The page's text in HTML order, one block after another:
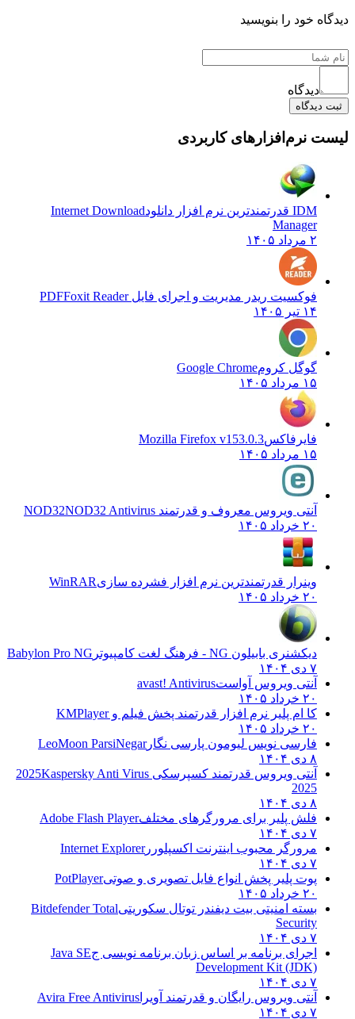
خود را بنویسید
دیدگاه
ثبت دیدگاه
نرم‌افزارهای کاربردی
IDM قدرتمندترین نرم افزار دانلود
Internet Download
Manager
فوکسیت ریدر مدیریت و اجرای فایل PDF Foxit Reader
۱۴ تیر ۱۴۰۵
گوگل کرومGoogle Chrome
۱۵ مرداد ۱۴۰۵
فایرفاکسMozilla Firefox v153.0.3
۱۵ مرداد ۱۴۰۵
آنتی ویروس معروف و قدرتمند NOD32NOD32 Antivirus
۲۰ خرداد ۱۴۰۵
وینرار قدرتمندترین نرم افزار فشرده سازیWinRAR
۲۰ خرداد ۱۴۰۵
دیکشنری بابیلون NG - فرهنگ لغت کامپیوتر
Babylon Pro NG
آنتی ویروس آواستavast! Antivirus
۲۰ خرداد ۱۴۰۵
کا ام پلیر نرم افزار قدرتمند پخش فیلم وKMPlayer
۲۰ خرداد ۱۴۰۵
فارسی نویس لیومون پارسی نگارLeoMoon ParsiNegar
آنتی ویروس قدرتمند کسپرسکی 2025 Kaspersky Anti Virus
2025
فلش پلیر برای مرورگرهای مختلف Adobe Flash Player
مرورگر محبوب اینترنت اکسپلورر Internet Explorer
پوت پلیر پخش انواع فایل تصویری و صوتیPotPlayer
۲۰ خرداد ۱۴۰۵
بسته امنیتی بیت دیفندر توتال سکوریتیBitdefender Total
Security
اجرای برنامه بر اساس زبان برنامه نویسی ج Java SE
Development Kit (JDK)
آنتی ویروس رایگان و قدرتمند آویراAvira Free Antivirus